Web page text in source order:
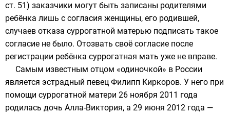
ст. 51) заказчики могут быть записаны родителями
ребёнка лишь с согласия женщины, его родившей,
случаев отказа суррогатной матерью подписать такое
согласие не было. Отозвать своё согласие после
регистрации ребёнка суррогатная мать уже не вправе.
Самым известным отцом «одиночкой» в России
является эстрадный певец Филипп Киркоров. У него при
помощи суррогатной матери 26 ноября 2011 года
родилась дочь Алла-Виктория, а 29 июня 2012 года —